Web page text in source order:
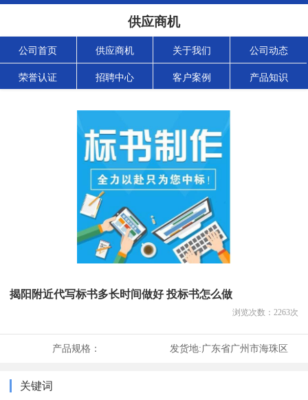
供应商机
公司首页 供应商机 关于我们 公司动态
荣誉认证 招聘中心 客户案例 产品知识
揭阳附近代写标书多长时间做好 投标书怎么做
浏览次数： 2263次
产品规格： 发货地:广东省广州市海珠区
关键词